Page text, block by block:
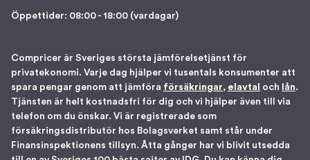
Öppettider: 08:00 - 18:00 (vardagar)
Compricer är Sveriges största jämförelsetjänst för
privatekonomi. Varje dag hjälper vi tusentals konsumenter att
spara pengar genom att jämföra försäkringar, elavtal och lån.
Tjänsten är helt kostnadsfri för dig och vi hjälper även till via
telefon om du önskar. Vi är registrerade som
försäkringsdistributör hos Bolagsverket samt står under
Finansinspektionens tillsyn. Åtta gånger har vi blivit utsedda